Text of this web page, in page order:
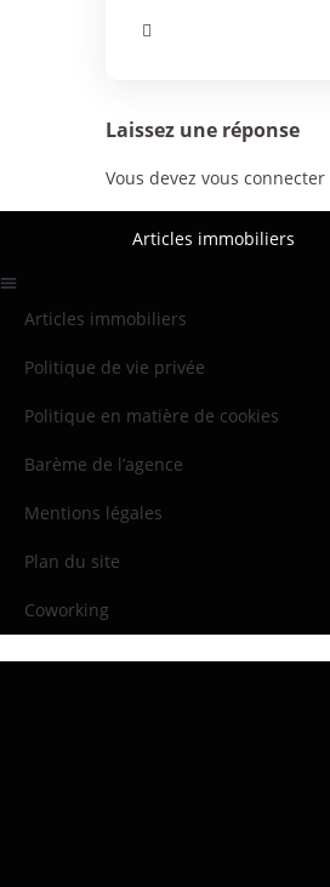
Laissez une réponse
Vous devez vous connecter
Articles immobiliers
Articles immobiliers
Politique de vie privée
Politique en matière de cookies
Barème de l’agence
Mentions légales
Plan du site
Coworking